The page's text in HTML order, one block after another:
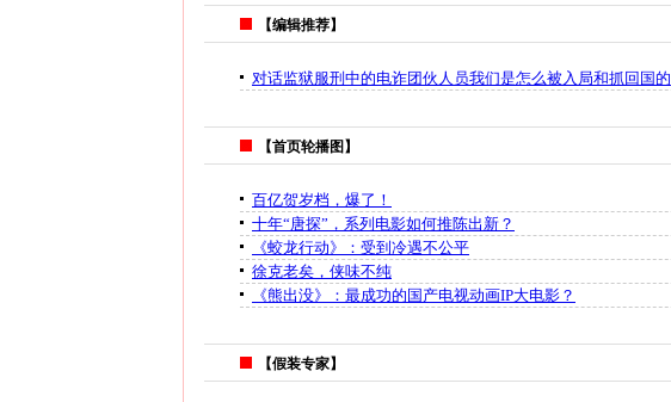
【编辑推荐】
对话监狱服刑中的电诈团伙人员我们是怎么被入局和抓回国的
【首页轮播图】
百亿贺岁档，爆了！
十年“唐探”，系列电影如何推陈出新？
《蛟龙行动》：受到冷遇不公平
徐克老矣，侠味不纯
《熊出没》：最成功的国产电视动画IP大电影？
【假装专家】